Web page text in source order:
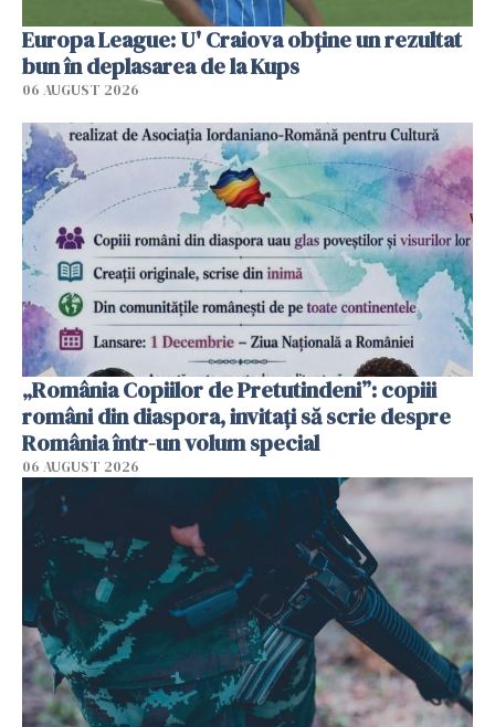
Europa League: U' Craiova obține un rezultat
bun în deplasarea de la Kups
06 AUGUST 2026
„România Copiilor de Pretutindeni”: copiii
români din diaspora, invitați să scrie despre
România într-un volum special
06 AUGUST 2026